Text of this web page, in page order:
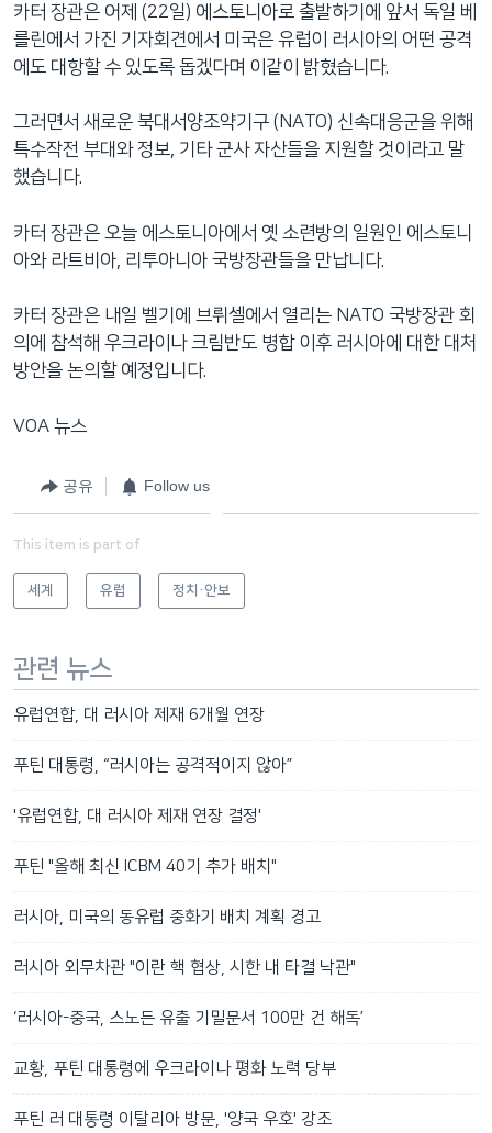
으
로
이
카터 장관은 어제 (22일) 에스토니아로 출발하기에 앞서 독일 베
를린에서 가진 기자회견에서 미국은 유럽이 러시아의 어떤 공격
에도 대항할 수 있도록 돕겠다며 이같이 밝혔습니다.
그러면서 새로운 북대서양조약기구 (NATO) 신속대응군을 위해
특수작전 부대와 정보, 기타 군사 자산들을 지원할 것이라고 말
했습니다.
카터 장관은 오늘 에스토니아에서 옛 소련방의 일원인 에스토니
아와 라트비아, 리투아니아 국방장관들을 만납니다.
카터 장관은 내일 벨기에 브뤼셀에서 열리는 NATO 국방장관 회
의에 참석해 우크라이나 크림반도 병합 이후 러시아에 대한 대처
방안을 논의할 예정입니다.
VOA 뉴스
공유 Follow us
This item is part of
세계 유럽 정치·안보
관련 뉴스
유럽연합, 대 러시아 제재 6개월 연장
푸틴 대통령, “러시아는 공격적이지 않아”
'유럽연합, 대 러시아 제재 연장 결정'
푸틴 "올해 최신 ICBM 40기 추가 배치"
러시아, 미국의 동유럽 중화기 배치 계획 경고
러시아 외무차관 "이란 핵 협상, 시한 내 타결 낙관"
‘러시아-중국, 스노든 유출 기밀문서 100만 건 해독’
교황, 푸틴 대통령에 우크라이나 평화 노력 당부
푸틴 러 대통령 이탈리아 방문, '양국 우호' 강조